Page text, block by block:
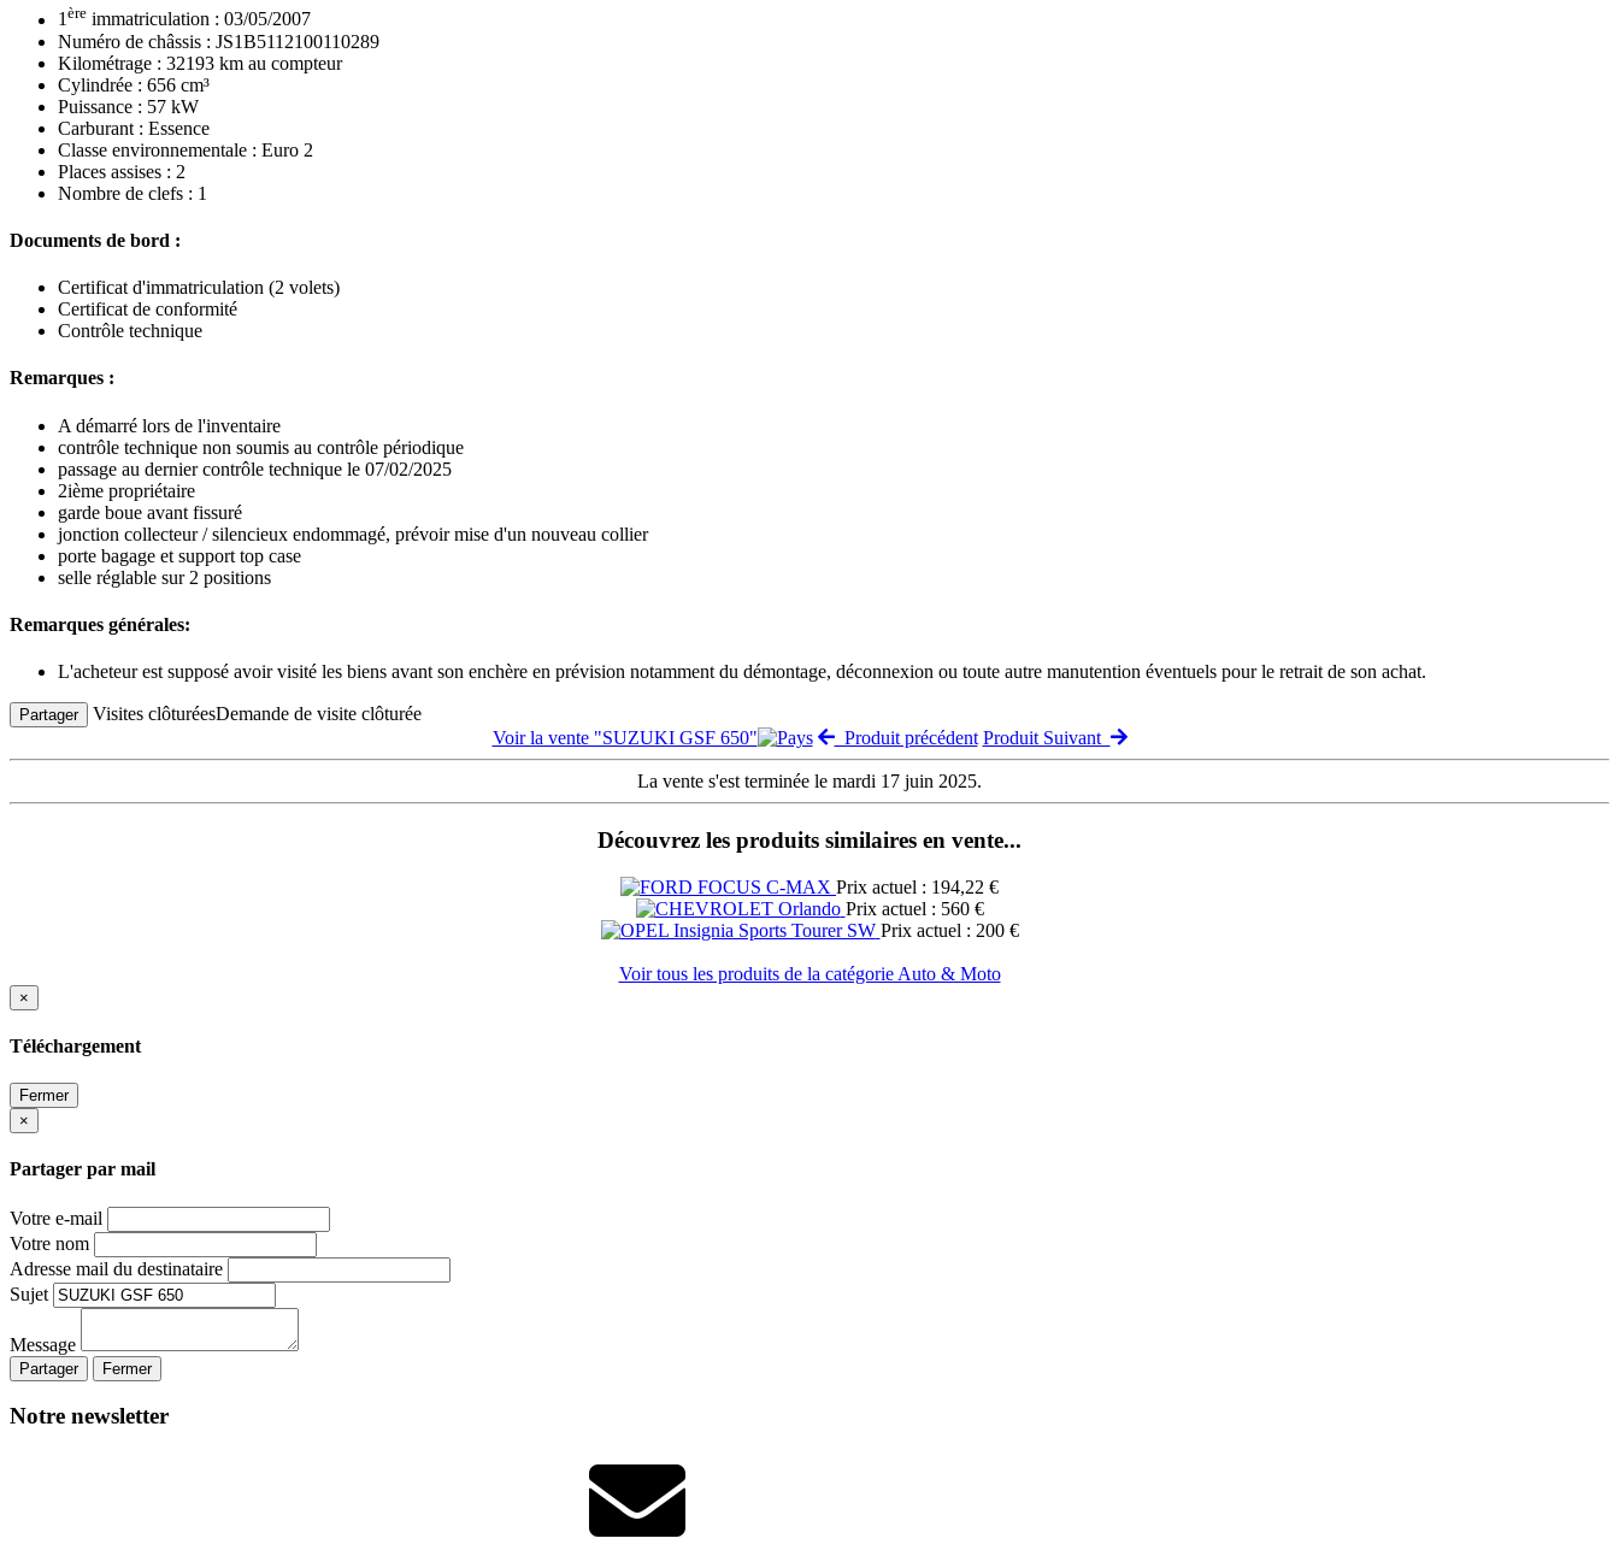
1ère immatriculation : 03/05/2007
Numéro de châssis : JS1B5112100110289
Kilométrage : 32193 km au compteur
Cylindrée : 656 cm³
Puissance : 57 kW
Carburant : Essence
Classe environnementale : Euro 2
Places assises : 2
Nombre de clefs : 1
Documents de bord :
Certificat d'immatriculation (2 volets)
Certificat de conformité
Contrôle technique
Remarques :
A démarré lors de l'inventaire
contrôle technique non soumis au contrôle périodique
passage au dernier contrôle technique le 07/02/2025
2ième propriétaire
garde boue avant fissuré
jonction collecteur / silencieux endommagé, prévoir mise d'un nouveau collier
porte bagage et support top case
selle réglable sur 2 positions
Remarques générales:
L'acheteur est supposé avoir visité les biens avant son enchère en prévision notamment du démontage, déconnexion ou toute autre manutention éventuels pour le retrait de son achat.
Partager Visites clôturéesDemande de visite clôturée
Voir la vente "SUZUKI GSF 650"
Produit précédent Produit Suivant
La vente s'est terminée le mardi 17 juin 2025.
Découvrez les produits similaires en vente...
Prix actuel : 194,22 €
Prix actuel : 560 €
Prix actuel : 200 €
Voir tous les produits de la catégorie Auto & Moto
×
Téléchargement
Fermer
×
Partager par mail
Votre e-mail
Votre nom
Adresse mail du destinataire
Sujet
Message
Partager Fermer
Notre newsletter